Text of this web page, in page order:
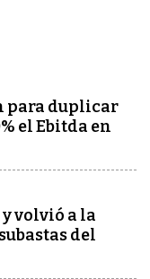
para duplicar
el Ebitda en
volvió a la
del